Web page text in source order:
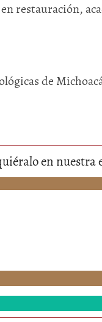
restauración,
de
en nuestra